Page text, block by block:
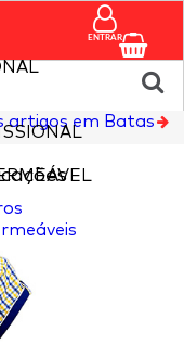
ENTRAR
artigos em Batas